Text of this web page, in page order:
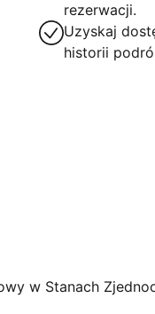
rezerwacji.
Uzyskaj
historii
w Stanach